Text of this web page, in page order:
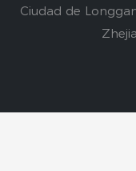
Ciudad de